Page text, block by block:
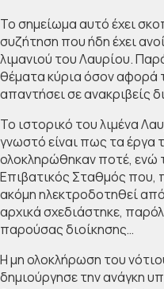
Το σημείωμα αυτό έχει
συζήτηση που ήδη έχει
λιμανιού του Λαυρίου.
θέματα κύρια όσον αφορά
απαντήσει σε ανακριβείς
Το ιστορικό του λιμένα
γνωστό είναι πως τα έργα
ολοκληρώθηκαν ποτέ, ενώ
Επιβατικός Σταθμός που,
ακόμη ηλεκτροδοτηθεί
αρχικά σχεδιάστηκε,
παρούσας διοίκησης…
Η μη ολοκλήρωση του
δημιούργησε την ανάγκη